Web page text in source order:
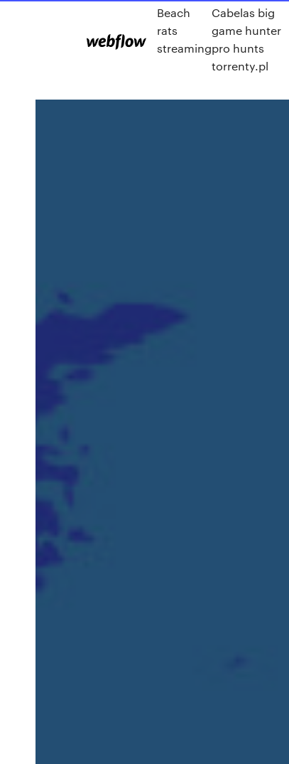
Beach
rats
streaming
Cabelas big
game hunter
pro hunts
torrenty.pl